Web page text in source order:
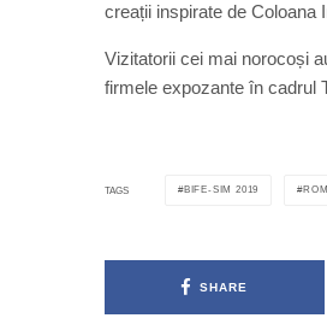
creații inspirate de Coloana
Vizitatorii cei mai norocoși
firmele expozante în cadrul
TAGS BIFE-SIM 2019
SHARE